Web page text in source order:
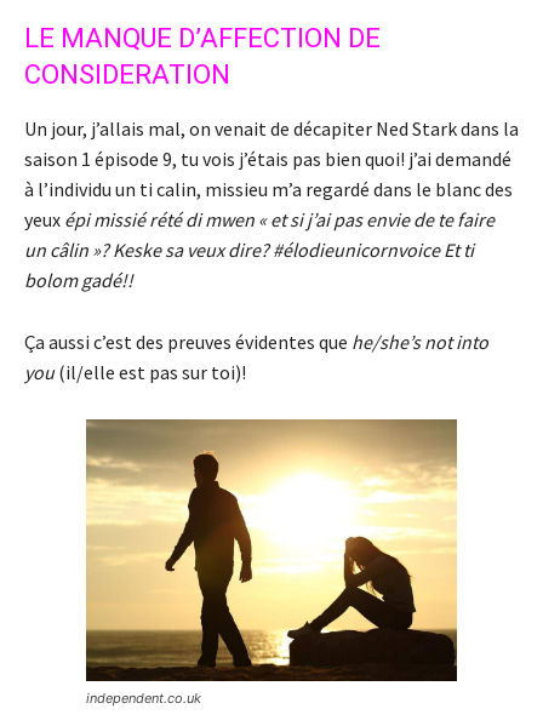
LE MANQUE D’AFFECTION DE
CONSIDERATION
Un jour, j’allais mal, on venait de décapiter Ned Stark dans la
saison 1 épisode 9, tu vois j’étais pas bien quoi! j’ai demandé
à l’individu un ti calin, missieu m’a regardé dans le blanc des
yeux épi missié rété di mwen « et si j’ai pas envie de te faire
un câlin »? Keske sa veux dire? #élodieunicornvoice Et ti
bolom gadé!!
Ça aussi c’est des preuves évidentes que he/she’s not into
you(il/elle est pas sur toi)!
independent.co.uk